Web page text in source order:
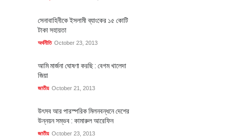
সেনাবাহিনীকে ইসলামী ব্যাংকের ১৫ কোটি
টাকা সহায়তা
অর্থনীতি October 23, 2013
আমি মার্জনা ঘোষণা করছি : বেগম খালেদা
জিয়া
জাতীয় October 21, 2013
উৎসব আর পারস্পরিক মিলনবন্ধনে দেশের
উন্নয়ন সম্ভব : কামারুল আরেফিন
জাতীয় October 23, 2013